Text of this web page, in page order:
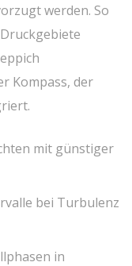
‍werden. So
Kompass, der
mit günstiger
bei Turbulenz
in